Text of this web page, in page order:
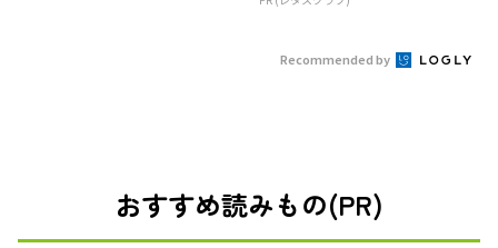
Recommended by
おすすめ読みもの(PR)